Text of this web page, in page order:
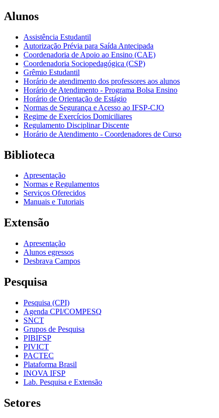
Alunos
Assistência Estudantil
Autorização Prévia para Saída Antecipada
Coordenadoria de Apoio ao Ensino (CAE)
Coordenadoria Sociopedagógica (CSP)
Grêmio Estudantil
Horário de atendimento dos professores aos alunos
Horário de Atendimento - Programa Bolsa Ensino
Horário de Orientação de Estágio
Normas de Segurança e Acesso ao IFSP-CJO
Regime de Exercícios Domiciliares
Regulamento Disciplinar Discente
Horário de Atendimento - Coordenadores de Curso
Biblioteca
Apresentação
Normas e Regulamentos
Serviços Oferecidos
Manuais e Tutoriais
Extensão
Apresentação
Alunos egressos
Desbrava Campos
Pesquisa
Pesquisa (CPI)
Agenda CPI/COMPESQ
SNCT
Grupos de Pesquisa
PIBIFSP
PIVICT
PACTEC
Plataforma Brasil
INOVA IFSP
Lab. Pesquisa e Extensão
Setores